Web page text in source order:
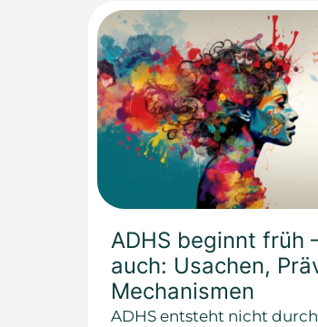
ADHS beginnt früh
auch: Usachen,
Mechanismen
ADHS entsteht nicht durch